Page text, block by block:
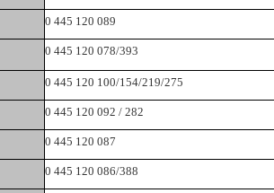
0 445 120 089
0 445 120 078/393
0 445 120 100/154/219/275
0 445 120 092 / 282
0 445 120 087
0 445 120 086/388